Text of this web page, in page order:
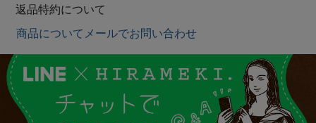
返品特約について
商品についてメールでお問い合わせ